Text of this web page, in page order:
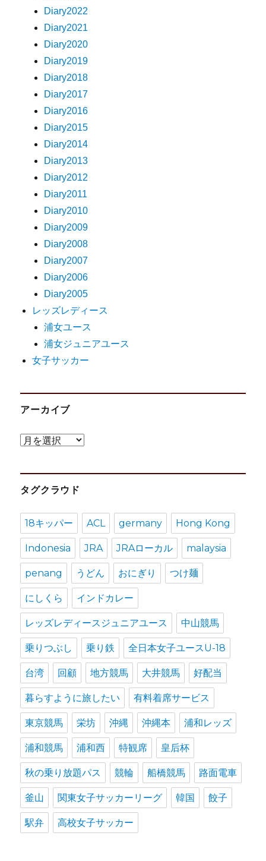
Diary2022
Diary2021
Diary2020
Diary2019
Diary2018
Diary2017
Diary2016
Diary2015
Diary2014
Diary2013
Diary2012
Diary2011
Diary2010
Diary2009
Diary2008
Diary2007
Diary2006
Diary2005
レッズレディース
浦女ユース
浦女ジュニアユース
女子サッカー
アーカイブ
ア
カ
イ
タグクラウド
18キッパー ACL germany Hong Kong
Indonesia JRA JRAローカル malaysia
penang うどん おにぎり つけ麺
にしくら インドカレー
レッズレディースジュニアユース 中山競馬
乗りつぶし 乗り鉄 全日本女子ユースU-18
台湾 回顧 地方競馬 大井競馬 好配当
暮らすように旅したい 有料着席サービス
東京競馬 栄坊 沖縄 沖縄本 浦和レッズ
浦和競馬 浦和西 特観席 皇后杯
秋の乗り放題パス 競輪 船橋競馬 路面電車
釜山 関東女子サッカーリーグ 韓国 餃子
駅弁 高校女子サッカー